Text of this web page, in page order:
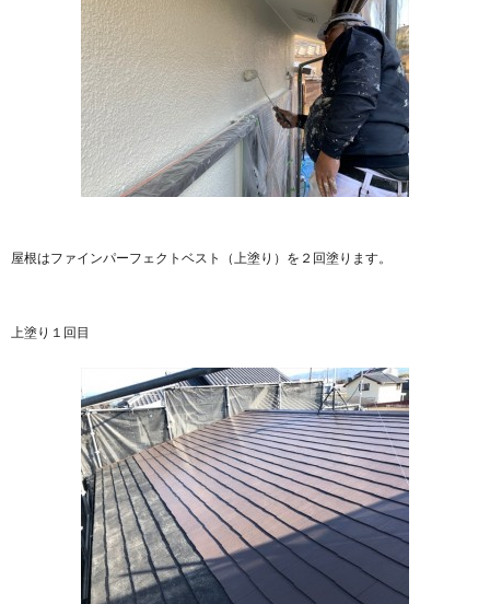
屋根はファインパーフェクトベスト（上塗り）を２回塗ります。
上塗り１回目